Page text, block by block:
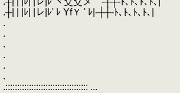
.┼| | |ﾚ| |レ|ﾚ' ﾚ YfＹ ' ﾚ|‐┼┼‐ﾄ､ﾄ､ﾄ､ﾄ､|
.
.
.
.
.
.
.::::::::::::::::::::::::::::::::::: ...